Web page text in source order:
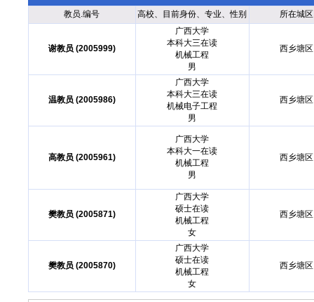
教员.编号 高校、目前身份、专业、性别 所在城区
谢教员 (2005999)
广西大学
本科大三在读
机械工程
男
西乡塘区
温教员 (2005986)
广西大学
本科大三在读
机械电子工程
男
西乡塘区
高教员 (2005961)
广西大学
本科大一在读
机械工程
男
西乡塘区
樊教员 (2005871)
广西大学
硕士在读
机械工程
女
西乡塘区
樊教员 (2005870)
广西大学
硕士在读
机械工程
女
西乡塘区